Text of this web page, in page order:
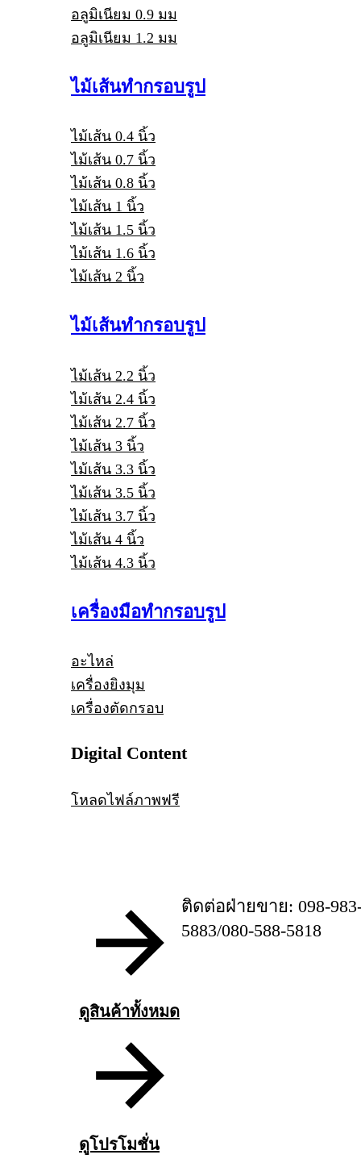
อลูมิเนียม 0.9 มม
อลูมิเนียม 1.2 มม
ไม้เส้นทำกรอบรูป
ไม้เส้น 0.4 นิ้ว
ไม้เส้น 0.7 นิ้ว
ไม้เส้น 0.8 นิ้ว
ไม้เส้น 1 นิ้ว
ไม้เส้น 1.5 นิ้ว
ไม้เส้น 1.6 นิ้ว
ไม้เส้น 2 นิ้ว
ไม้เส้นทำกรอบรูป
ไม้เส้น 2.2 นิ้ว
ไม้เส้น 2.4 นิ้ว
ไม้เส้น 2.7 นิ้ว
ไม้เส้น 3 นิ้ว
ไม้เส้น 3.3 นิ้ว
ไม้เส้น 3.5 นิ้ว
ไม้เส้น 3.7 นิ้ว
ไม้เส้น 4 นิ้ว
ไม้เส้น 4.3 นิ้ว
เครื่องมือทำกรอบรูป
อะไหล่
เครื่องยิงมุม
เครื่องตัดกรอบ
Digital Content
โหลดไฟล์ภาพฟรี
ดูสินค้าทั้งหมด
ดูโปรโมชั่น
ติดต่อฝ่ายขาย: 098-
5883/080-588-5818